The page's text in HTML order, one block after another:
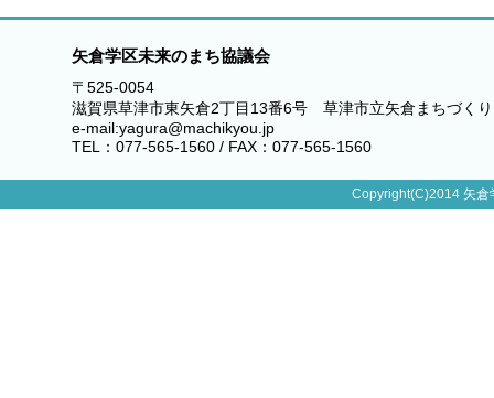
矢倉学区未来のまち協議会
〒525-0054
滋賀県草津市東矢倉2丁目13番6号 草津市立矢倉まちづく
e-mail:yagura@machikyou.jp
TEL：077-565-1560 / FAX：077-565-1560
Copyright(C)2014 矢倉